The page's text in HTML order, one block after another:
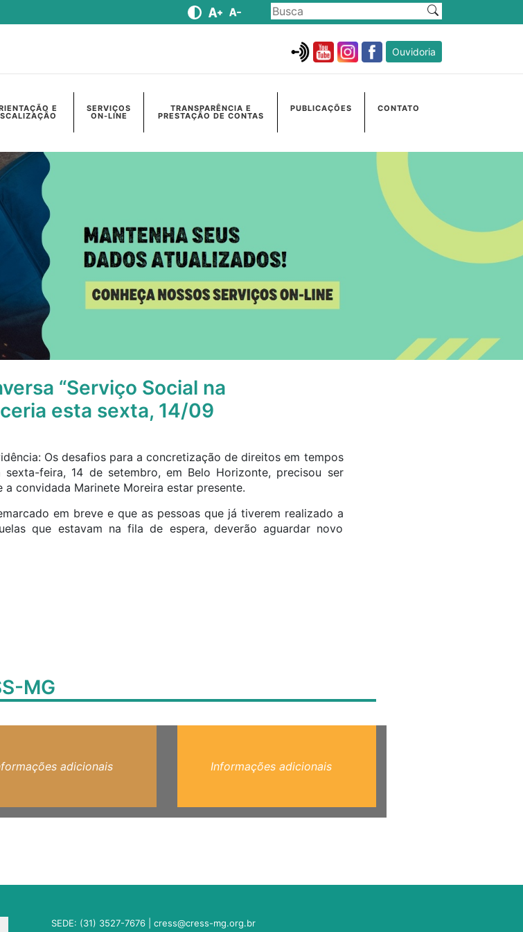
Ouvidoria
E SERVIÇOS
ON-LINE
TRANSPARÊNCIA E
PRESTAÇÃO DE CONTAS
PUBLICAÇÕES CONTATO
“Serviço Social na
esta sexta, 14/09
Os desafios para a concretização de direitos em tempos
feira, 14 de setembro, em Belo Horizonte, precisou ser
convidada Marinete Moreira estar presente.
em breve e que as pessoas que já tiverem realizado a
que estavam na fila de espera, deverão aguardar novo
MG
adicionais Informações adicionais
SEDE: (31) 3527-7676 |cress@cress-mg.org.br